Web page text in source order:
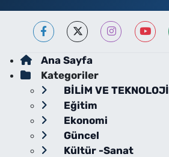
Ana Sayfa
Kategoriler
BİLİM VE TEKNOLOJİ
Eğitim
Ekonomi
Güncel
Kültür -Sanat